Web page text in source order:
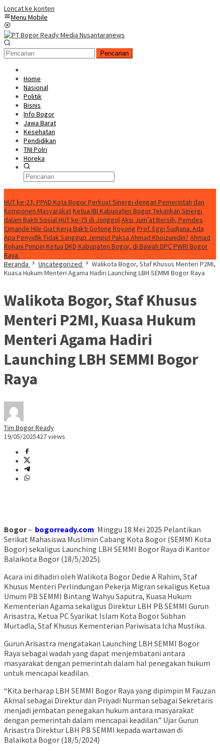
Loncat ke konten
Menu Mobile
Pencarian
Home
Nasional
Politik
Bisnis
Info Bogor
Jawa Barat
Kesehatan
Pendidikan
TNI Polri
Horeka
HUT ke-23, PPAD Kota Bogor Perkuat Sinergi dengan Pemerintah dan
Komponen MasyarakatKetua IBI Kabupaten Bogor Tekankan Sinergi
dalam Bakti Sosial HUT ke-75 di JonggolAksi Jum’at Bersih, Pemdes
Cimande Hilir Giat Kerja Bakti Gotong Royong Prof. Eggi Sudjana: Ada
Apa Penyidik Tidak Sanggup Jemput Paksa Ahmad Khoizunidin? Ahmad
Rohani Pimpin Ketua DKD Kabupaten Bogor, di Bawah DPC PWRI Bogor
Raya
Beranda
Uncategorized
Walikota Bogor, Staf Khusus Menteri P2MI,
Kuasa Hukum Menteri Agama Hadiri Launching LBH SEMMI Bogor Raya
Walikota Bogor, Staf Khusus
Menteri P2MI, Kuasa Hukum
Menteri Agama Hadiri
Launching LBH SEMMI Bogor
Raya
Tim Bogor Ready
19/05/2025427 views
Bogor– bogorready.com Minggu 18 Mei 2025 Pelantikan
Serikat Mahasiswa Muslimin Cabang Kota Bogor (SEMMI Kota
Bogor) sekaligus Launching LBH SEMMI Bogor Raya di Kantor
Balaikota Bogor (18/5/2025).
Acara ini dihadiri oleh Walikota Bogor Dedie A Rahim, Staf
Khusus Menteri Perlindungan Pekerja Migran sekaligus Ketua
Umum PB SEMMI Bintang Wahyu Saputra, Kuasa Hukum
Kementerian Agama sekaligus Direktur LBH PB SEMMI Gurun
Arisastra, Ketua PC Syarikat Islam Kota Bogor Subhan
Murtadla, Staf Khusus Kementerian Pariwisata Icha Mustika.
Gurun Arisastra mengatakan Launching LBH SEMMI Bogor
Raya sebagai wadah yang dapat menjembatani antara
masyarakat dengan pemerintah dalam hal penegakan hukum
untuk mencapai keadilan.
“Kita berharap LBH SEMMI Bogor Raya yang dipimpin M Fauzan
Akmal sebagai Direktur dan Priyadi Nurman sebagai Sekretaris
menjadi jembatan penegakan hukum antara masyarakat
dengan pemerintah dalam mencapai keadilan.” Ujar Gurun
Arisastra Direktur LBH PB SEMMI kepada wartawan di
Balaikota Bogor (18/5/2024)